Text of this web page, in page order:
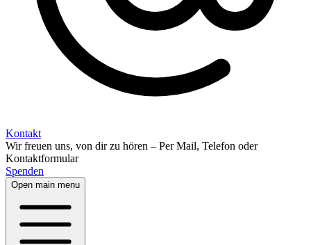
Kontakt
Wir freuen uns, von dir zu hören – Per Mail, Telefon oder
Kontaktformular
Spenden
Open main menu